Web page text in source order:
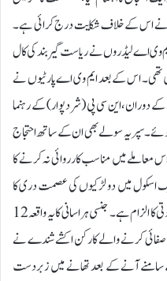
ٹی) نے اس کے خلاف شکایت درج کرائی ہے۔
وی اے لیڈروں نے ریاست گیر بند کی کال
تھی۔ اس کے بعد ایم وی اے پارٹیوں نے
دوران، این سی پی (شرد پوار) کے رہنما
ہوئے۔ سپریہ سولے بھی ان کے ساتھ احتجاج
معاملے میں مناسب کارروائی نہ کرنے کا
اسکول میں دو لڑکیوں کی عصمت دری کا
واقعہ سامنے آیا تھا۔ سکول کے صفائی ملازمین پر زیادتی کا الزام ہے۔ جنسی ہراسانی کا یہ واقعہ 12
کی صفائی کرنے والے کارکن اکشے شندے نے
سامنے آنے کے بعد تھانے میں زبردست